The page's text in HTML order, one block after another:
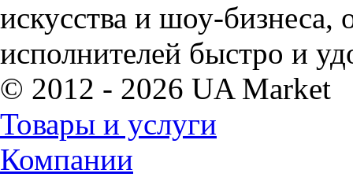
искусства и шоу-бизнеса,
исполнителей быстро и
© 2012 - 2026 UA Market
Товары и услуги
Компании